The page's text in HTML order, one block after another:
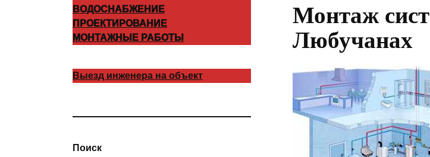
Монтаж
Любучанах
ВОДОСНАБЖЕНИЕ
ПРОЕКТИРОВАНИЕ
МОНТАЖНЫЕ РАБОТЫ
Выезд инженера на объект
Поиск